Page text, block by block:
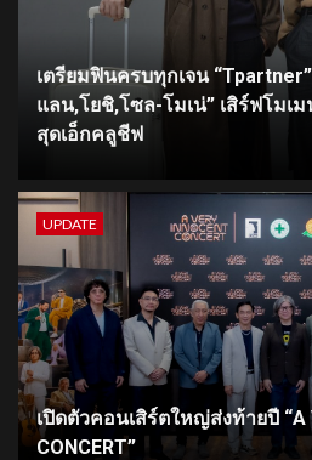
เตรียมฟินครบทุกเจน
แลน,โยชิ,โซล-โมเน่” เสิร์ฟโมเ
สุดเอ็กคลูชีฟ
UPDATE
เปิดตัวคอนเสิร์ตใหญ่ส่งท้ายปี “A
CONCERT”